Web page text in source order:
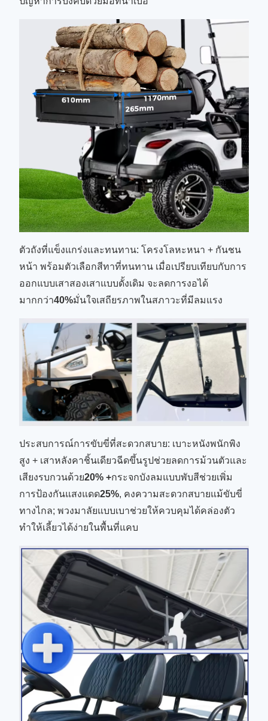
ตัวถังที่แข็งแกร่งและทนทาน: โครงโลหะหนา + กันชน
หน้า พร้อมตัวเลือกสีทาที่ทนทาน เมื่อเปรียบเทียบกับการ
ออกแบบเสาสองเสาแบบดั้งเดิม จะลดการงอได้
มากกว่า40%มั่นใจเสถียรภาพในสภาวะที่มีลมแรง
ประสบการณ์การขับขี่ที่สะดวกสบาย: เบาะหนังพนักพิง
สูง + เสาหลังคาชิ้นเดียวฉีดขึ้นรูปช่วยลดการม้วนตัวและ
เสียงรบกวนด้วย20% +กระจกบังลมแบบพับสีช่วยเพิ่ม
การป้องกันแสงแดด25%, คงความสะดวกสบายแม้ขับขี่
ทางไกล; พวงมาลัยแบบเบาช่วยให้ควบคุมได้คล่องตัว
ทำให้เลี้ยวได้ง่ายในพื้นที่แคบ